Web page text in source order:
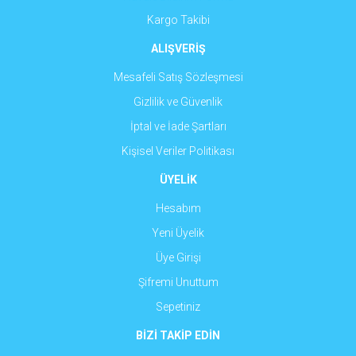
Kargo Takibi
ALIŞVERİŞ
Mesafeli Satış Sözleşmesi
Gizlilik ve Güvenlik
İptal ve İade Şartları
Kişisel Veriler Politikası
ÜYELİK
Hesabım
Yeni Üyelik
Üye Girişi
Şifremi Unuttum
Sepetiniz
BİZİ TAKİP EDİN